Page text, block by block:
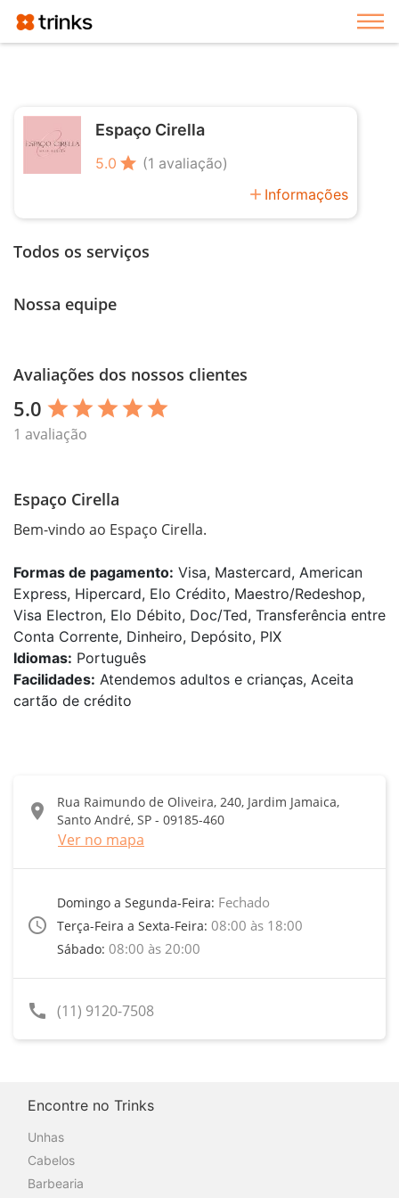
Espaço Cirella
5.0 star (1 avaliação)
add Informações
Todos os serviços
Nossa equipe
Avaliações dos nossos clientes
5.0 star star star star star
1 avaliação
Espaço Cirella
Bem-vindo ao Espaço Cirella.
Formas de pagamento: Visa, Mastercard, American
Express, Hipercard, Elo Crédito, Maestro/Redeshop,
Visa Electron, Elo Débito, Doc/Ted, Transferência entre
Conta Corrente, Dinheiro, Depósito, PIX
Idiomas: Português
Facilidades: Atendemos adultos e crianças, Aceita
cartão de crédito
location_on
Rua Raimundo de Oliveira, 240, Jardim Jamaica,
Santo André, SP - 09185-460
Ver no mapa
access_time
Domingo a Segunda-Feira: Fechado
Terça-Feira a Sexta-Feira: 08:00 às 18:00
Sábado: 08:00 às 20:00
call (11) 9120-7508
Encontre no Trinks
Unhas
Cabelos
Barbearia